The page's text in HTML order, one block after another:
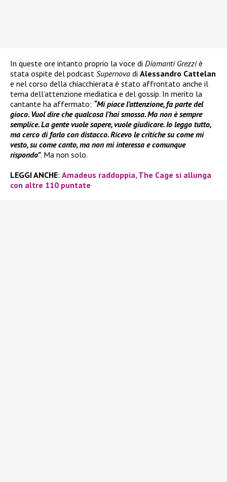
In queste ore intanto proprio la voce di Diamanti Grezziè
stata ospite del podcast Supernova di Alessandro Cattelan
e nel corso della chiacchierata è stato affrontato anche il
tema dell’attenzione mediatica e del gossip. In merito la
cantante ha affermato: “Mi piace l’attenzione, fa parte del
gioco. Vuol dire che qualcosa l’hai smossa. Ma non è sempre
semplice. La gente vuole sapere, vuole giudicare. Io leggo tutto,
ma cerco di farlo con distacco. Ricevo le critiche su come mi
vesto, su come canto, ma non mi interessa e comunque
rispondo”. Ma non solo.
LEGGI ANCHE: Amadeus raddoppia, The Cage si allunga
con altre 110 puntate